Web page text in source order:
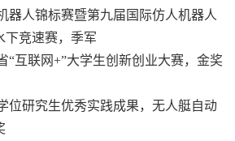
器人锦标赛暨第九届国际仿人机器人
下竞速赛，季军
“互联网+”大学生创新创业大赛，金奖
位研究生优秀实践成果，无人艇自动